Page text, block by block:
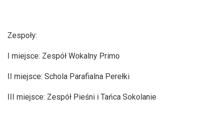
Zespoły:
I miejsce: Zespół Wokalny Primo
II miejsce: Schola Parafialna Perełki
III miejsce: Zespół Pieśni i Tańca Sokolanie